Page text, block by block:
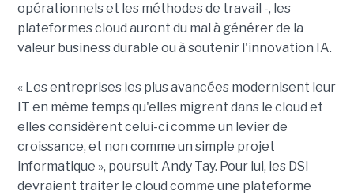
opérationnels et les méthodes de travail -, les
plateformes cloud auront du mal à générer de la
valeur business durable ou à soutenir l'innovation IA.
« Les entreprises les plus avancées modernisent leur
IT en même temps qu'elles migrent dans le cloud et
elles considèrent celui-ci comme un levier de
croissance, et non comme un simple projet
informatique », poursuit Andy Tay. Pour lui, les DSI
devraient traiter le cloud comme une plateforme